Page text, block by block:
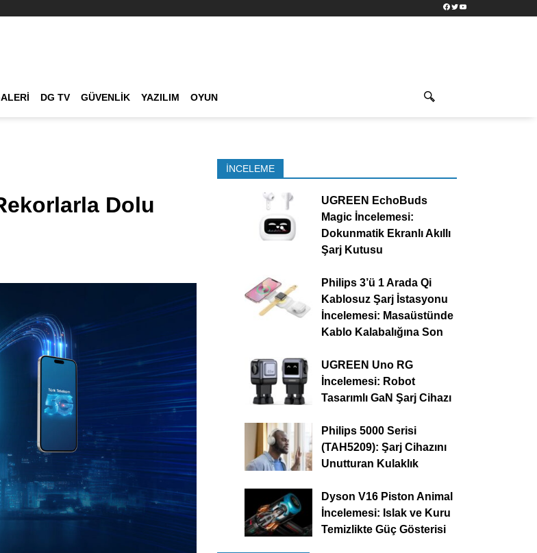
Facebook
TwitterYouTube
DG TV GÜVENLIK YAZILIM OYUN
Dolu
İNCELEME
UGREEN EchoBuds
Magic İncelemesi:
Dokunmatik Ekranlı Akıllı
Şarj Kutusu
Philips 3’ü 1 Arada Qi
Kablosuz Şarj İstasyonu
İncelemesi: Masaüstünde
Kablo Kalabalığına Son
UGREEN Uno RG
İncelemesi: Robot
Tasarımlı GaN Şarj Cihazı
Philips 5000 Serisi
(TAH5209): Şarj Cihazını
Unutturan Kulaklık
Dyson V16 Piston Animal
İncelemesi: Islak ve Kuru
Temizlikte Güç Gösterisi